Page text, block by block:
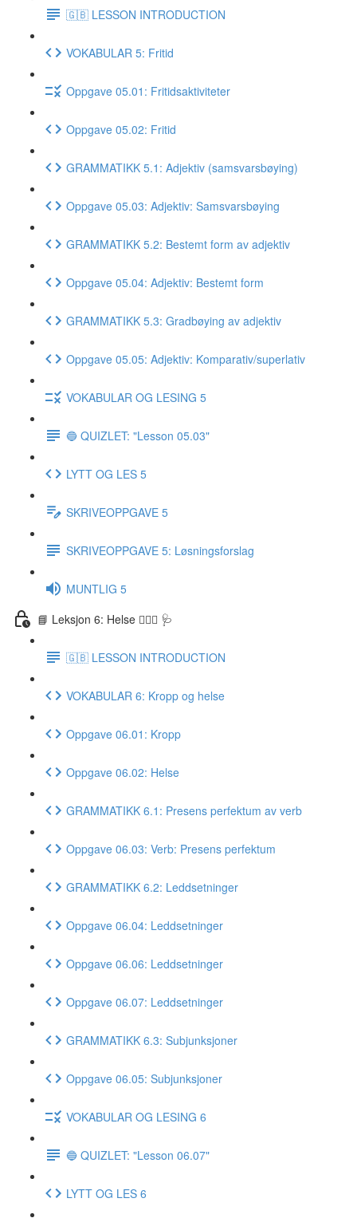
🇬🇧 LESSON INTRODUCTION
VOKABULAR 5: Fritid
Oppgave 05.01: Fritidsaktiviteter
Oppgave 05.02: Fritid
GRAMMATIKK 5.1: Adjektiv (samsvarsbøying)
Oppgave 05.03: Adjektiv: Samsvarsbøying
GRAMMATIKK 5.2: Bestemt form av adjektiv
Oppgave 05.04: Adjektiv: Bestemt form
GRAMMATIKK 5.3: Gradbøying av adjektiv
Oppgave 05.05: Adjektiv: Komparativ/superlativ
VOKABULAR OG LESING 5
🔵 QUIZLET: "Lesson 05.03"
LYTT OG LES 5
SKRIVEOPPGAVE 5
SKRIVEOPPGAVE 5: Løsningsforslag
MUNTLIG 5
📘 Leksjon 6: Helse 🏃🏻‍♀️ 🩺
🇬🇧 LESSON INTRODUCTION
VOKABULAR 6: Kropp og helse
Oppgave 06.01: Kropp
Oppgave 06.02: Helse
GRAMMATIKK 6.1: Presens perfektum av verb
Oppgave 06.03: Verb: Presens perfektum
GRAMMATIKK 6.2: Leddsetninger
Oppgave 06.04: Leddsetninger
Oppgave 06.06: Leddsetninger
Oppgave 06.07: Leddsetninger
GRAMMATIKK 6.3: Subjunksjoner
Oppgave 06.05: Subjunksjoner
VOKABULAR OG LESING 6
🔵 QUIZLET: "Lesson 06.07"
LYTT OG LES 6